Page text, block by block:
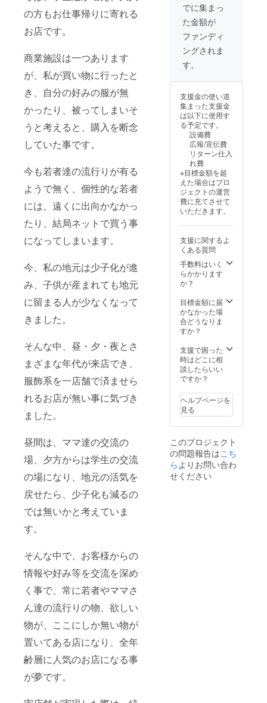
の方もお仕事帰りに寄れる
お店です。
商業施設は一つあります
が、私が買い物に行ったと
き、自分の好みの服が無
かったり、被ってしまいそ
うと考えると、購入を断念
していた事です。
今も若者達の流行りが有る
ようで無く、個性的な若者
には、遠くに出向かなかっ
たり、結局ネットで買う事
になってしまいます。
今、私の地元は少子化が進
み、子供が産まれても地元
に留まる人が少なくなって
きました。
そんな中、昼・夕・夜とさ
まざまな年代が来店でき、
服飾系を一店舗で済ませら
れるお店が無い事に気づき
ました。
昼間は、ママ達の交流の
場、夕方からは学生の交流
の場になり、地元の活気を
戻せたら、少子化も減るの
では無いかと考えていま
す。
そんな中で、お客様からの
情報や好み等を交流を深め
く事で、常に若者やママさ
ん達の流行りの物、欲しい
物が、ここにしか無い物が
置いてある店になり、全年
齢層に人気のお店になる事
が夢です。
でに集まっ
た金額が
ファンディ
ングされま
す。
支援金の使い道
集まった支援金
は以下に使用す
る予定です。
設備費
広報/宣伝費
リターン仕入
れ費
※目標金額を超
えた場合はプロ
ジェクトの運営
費に充てさせて
いただきます。
支援に関するよ
くある質問
手数料はいく
らかかります
か？
目標金額に届
かなかった場
合どうなりま
すか？
支援で困った
時はどこに相
談したらいい
ですか？
ヘルプページを
見る
このプロジェクト
の問題報告はこち
らよりお問い合わ
せください